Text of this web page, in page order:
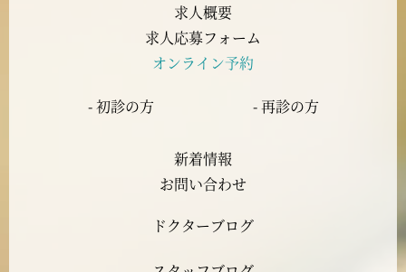
2023年7月
2023年4月
2023年3月
求人概要
求人応募フォーム
オンライン予約
- 初診の方 - 再診の方
新着情報
お問い合わせ
ドクターブログ